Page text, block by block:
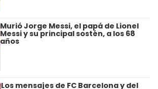
Murió Jorge Messi, el papá de Lionel
Messi y su principal sostén, a los 68
años
Los mensajes de FC Barcelona y del